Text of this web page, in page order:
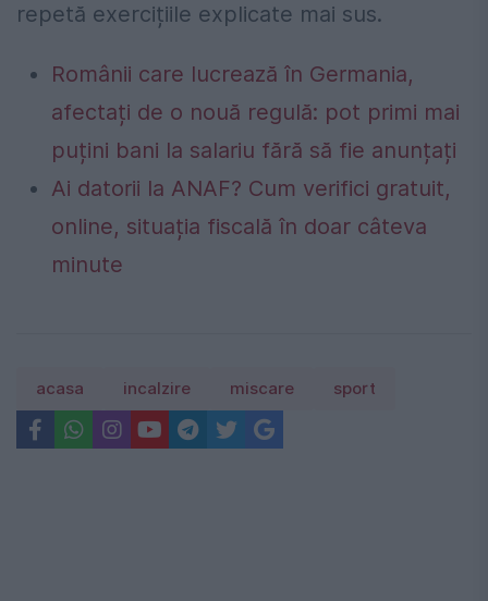
repetă exercițiile explicate mai sus.
Românii care lucrează în Germania,
afectați de o nouă regulă: pot primi mai
puțini bani la salariu fără să fie anunțați
Ai datorii la ANAF? Cum verifici gratuit,
online, situația fiscală în doar câteva
minute
acasa incalzire miscare sport